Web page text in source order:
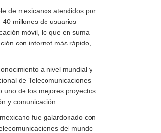
de mexicanos atendidos por
40 millones de usuarios
móvil, lo que en suma
con internet más rápido,
a nivel mundial y
de Telecomunicaciones
uno de los mejores proyectos
y comunicación.
fue galardonado con
del mundo